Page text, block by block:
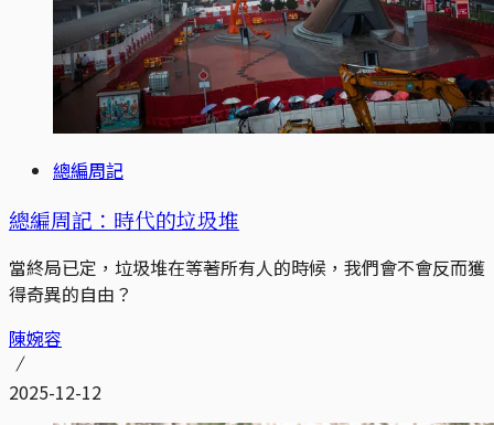
總編周記
總編周記：時代的垃圾堆
當終局已定，垃圾堆在等著所有人的時候，我們會不會反而獲
得奇異的自由？
陳婉容
2025-12-12